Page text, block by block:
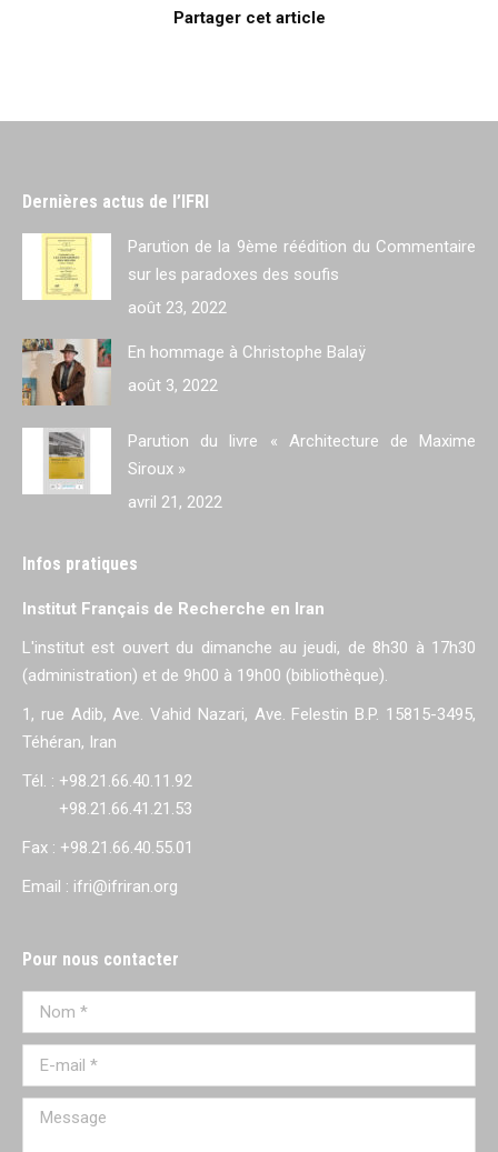
Partager cet article
Dernières actus de l’IFRI
Parution de la 9ème réédition du Commentaire
sur les paradoxes des soufis
août 23, 2022
En hommage à Christophe Balaÿ
août 3, 2022
Parution du livre « Architecture de Maxime
Siroux »
avril 21, 2022
Infos pratiques
Institut Français de Recherche en Iran
L'institut est ouvert du dimanche au jeudi, de 8h30 à 17h30
(administration) et de 9h00 à 19h00 (bibliothèque).
1, rue Adib, Ave. Vahid Nazari, Ave. Felestin B.P. 15815-3495,
Téhéran, Iran
Tél. : +98.21.66.40.11.92
+98.21.66.41.21.53
Fax : +98.21.66.40.55.01
Email : ifri@ifriran.org
Pour nous contacter
Nom *
E-mail *
Message